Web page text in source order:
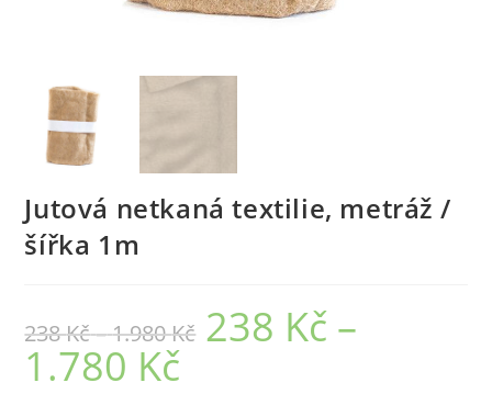
Jutová netkaná textilie, metráž /
šířka 1m
238Kč–1.980Kč
Rozpětí
cen:
238 Kč
238 Kč –
1.780 KčRozpětí